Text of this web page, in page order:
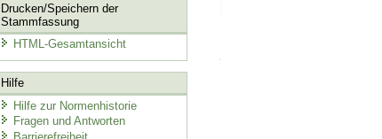
Drucken/Speichern der
Stammfassung
HTML-Gesamtansicht
Hilfe
Hilfe zur Normenhistorie
Fragen und Antworten